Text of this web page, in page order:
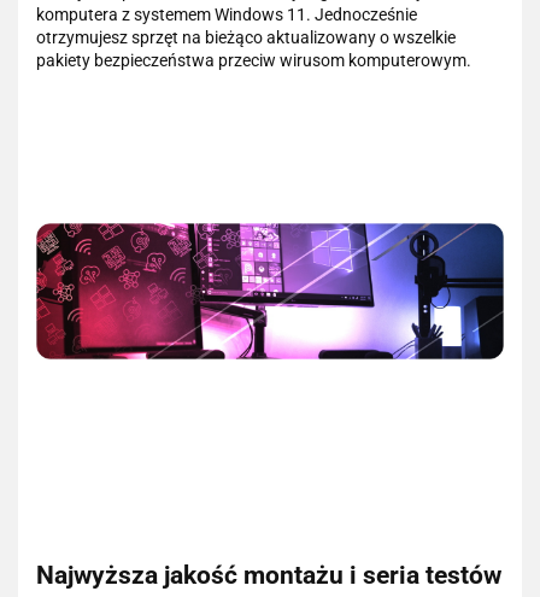
komputera z systemem Windows 11. Jednocześnie
otrzymujesz sprzęt na bieżąco aktualizowany o wszelkie
pakiety bezpieczeństwa przeciw wirusom komputerowym.
Najwyższa jakość montażu i seria testów